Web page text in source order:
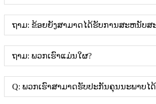
ຖາມ: ຂ້ອຍຍັງສາມາດໄດ້ຮັບການສະຫນັບ
ຖາມ: ພວກເຮົາແມ່ນໃຜ?
Q: ພວກເຮົາສາມາດຮັບປະກັນຄຸນນະພາບໄ